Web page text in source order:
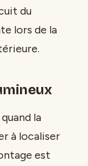
du
lors de la
la
à localiser
est